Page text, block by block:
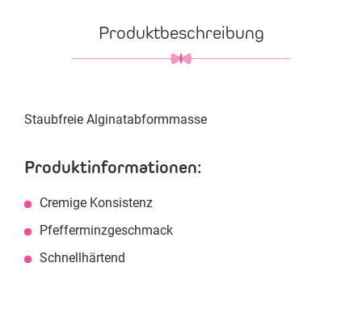
Produktbeschreibung
Staubfreie Alginatabformmasse
Produktinformationen:
Cremige Konsistenz
Pfefferminzgeschmack
Schnellhärtend